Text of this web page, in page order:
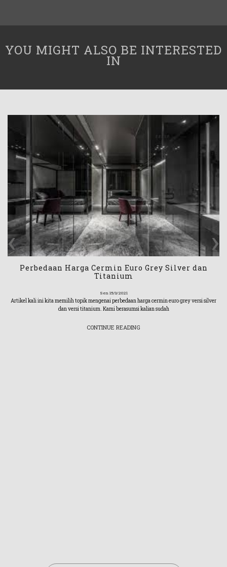
YOU MIGHT ALSO BE INTERESTED
IN
Perbedaan Harga Cermin Euro Grey Silver dan
Titanium
Sen 15/3/2021
Artikel kali ini kita memilih topik mengenai perbedaan harga cermin euro grey versi silver
dan versi titanium. Kami berasumsi kalian sudah
CONTINUE READING
‹ ›